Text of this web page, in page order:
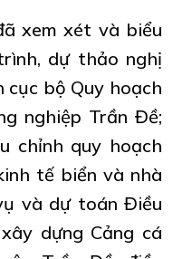
xem xét và biểu
dự thảo nghị
bộ Quy hoạch
nghiệp Trần Đề;
chỉnh quy hoạch
tế biển và nhà
và dự toán Điều
dựng Cảng cá